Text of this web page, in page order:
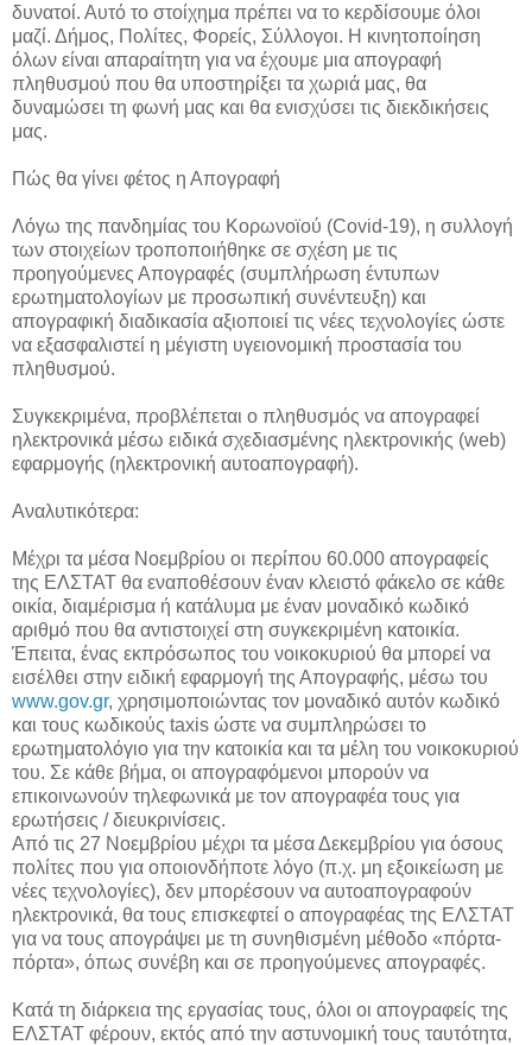
δυνατοί. Αυτό το στοίχημα πρέπει να το κερδίσουμε όλοι
μαζί. Δήμος, Πολίτες, Φορείς, Σύλλογοι. Η κινητοποίηση
όλων είναι απαραίτητη για να έχουμε μια απογραφή
πληθυσμού που θα υποστηρίξει τα χωριά μας, θα
δυναμώσει τη φωνή μας και θα ενισχύσει τις διεκδικήσεις
μας.
Πώς θα γίνει φέτος η Απογραφή
Λόγω της πανδημίας του Κορωνοϊού (Covid-19), η συλλογή
των στοιχείων τροποποιήθηκε σε σχέση με τις
προηγούμενες Απογραφές (συμπλήρωση έντυπων
ερωτηματολογίων με προσωπική συνέντευξη) και
απογραφική διαδικασία αξιοποιεί τις νέες τεχνολογίες ώστε
να εξασφαλιστεί η μέγιστη υγειονομική προστασία του
πληθυσμού.
Συγκεκριμένα, προβλέπεται ο πληθυσμός να απογραφεί
ηλεκτρονικά μέσω ειδικά σχεδιασμένης ηλεκτρονικής (web)
εφαρμογής (ηλεκτρονική αυτοαπογραφή).
Αναλυτικότερα:
Mέχρι τα μέσα Νοεμβρίου οι περίπου 60.000 απογραφείς
της ΕΛΣΤΑΤ θα εναποθέσουν έναν κλειστό φάκελο σε κάθε
οικία, διαμέρισμα ή κατάλυμα με έναν μοναδικό κωδικό
αριθμό που θα αντιστοιχεί στη συγκεκριμένη κατοικία.
Έπειτα, ένας εκπρόσωπος του νοικοκυριού θα μπορεί να
εισέλθει στην ειδική εφαρμογή της Απογραφής, μέσω του
www.gov.gr, χρησιμοποιώντας τον μοναδικό αυτόν κωδικό
και τους κωδικούς taxis ώστε να συμπληρώσει το
ερωτηματολόγιο για την κατοικία και τα μέλη του νοικοκυριού
του. Σε κάθε βήμα, οι απογραφόμενοι μπορούν να
επικοινωνούν τηλεφωνικά με τον απογραφέα τους για
ερωτήσεις / διευκρινίσεις.
Από τις 27 Νοεμβρίου μέχρι τα μέσα Δεκεμβρίου για όσους
πολίτες που για οποιονδήποτε λόγο (π.χ. μη εξοικείωση με
νέες τεχνολογίες), δεν μπορέσουν να αυτοαπογραφούν
ηλεκτρονικά, θα τους επισκεφτεί ο απογραφέας της ΕΛΣΤΑΤ
για να τους απογράψει με τη συνηθισμένη μέθοδο «πόρτα-
πόρτα», όπως συνέβη και σε προηγούμενες απογραφές.
Κατά τη διάρκεια της εργασίας τους, όλοι οι απογραφείς της
ΕΛΣΤΑΤ φέρουν, εκτός από την αστυνομική τους ταυτότητα,